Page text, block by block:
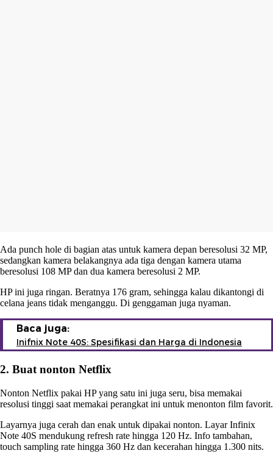
Ada punch hole di bagian atas untuk kamera depan beresolusi 32 MP,
sedangkan kamera belakangnya ada tiga dengan kamera utama
beresolusi 108 MP dan dua kamera beresolusi 2 MP.
HP ini juga ringan. Beratnya 176 gram, sehingga kalau dikantongi di
celana jeans tidak menganggu. Di genggaman juga nyaman.
Baca juga:
Inifnix Note 40S: Spesifikasi dan Harga di Indonesia
2. Buat nonton Netflix
Nonton Netflix pakai HP yang satu ini juga seru, bisa memakai
resolusi tinggi saat memakai perangkat ini untuk menonton film favorit.
Layarnya juga cerah dan enak untuk dipakai nonton. Layar Infinix
Note 40S mendukung refresh rate hingga 120 Hz. Info tambahan,
touch sampling rate hingga 360 Hz dan kecerahan hingga 1.300 nits.